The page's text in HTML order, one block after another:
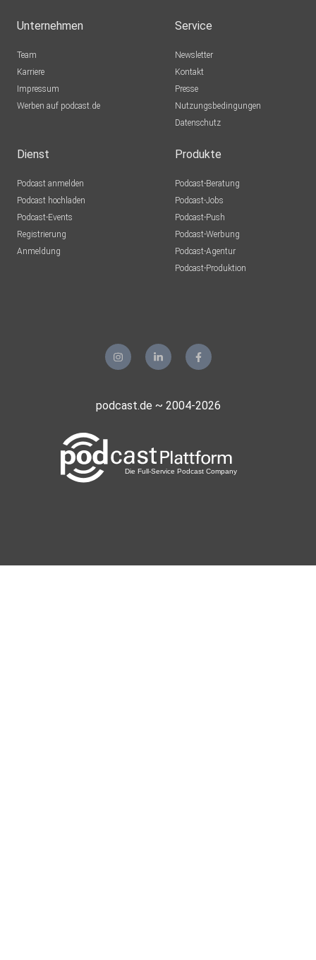
Unternehmen
Team
Karriere
Impressum
Werben auf podcast.de
Service
Newsletter
Kontakt
Presse
Nutzungsbedingungen
Datenschutz
Dienst
Podcast anmelden
Podcast hochladen
Podcast-Events
Registrierung
Anmeldung
Produkte
Podcast-Beratung
Podcast-Jobs
Podcast-Push
Podcast-Werbung
Podcast-Agentur
Podcast-Produktion
podcast.de ~ 2004-2026